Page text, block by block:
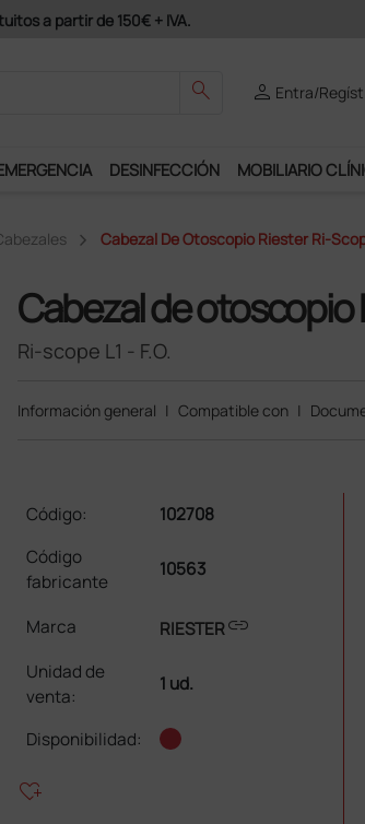
servicios exclusivos.
search person Entra/
DESINFECCIÓN MOBILIARIO
Cabezal De Otoscopio Riester Ri-
Cabezal de otoscopio
Ri-scope L1 - F.O.
Información general | Compatible con |
Código:
102708
Código
fabricante
10563
Marca RIESTERlink
Unidad de
venta:
1 ud.
Disponibilidad:
heart_plus